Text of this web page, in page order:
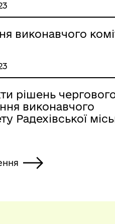
виконавчого
рішень
виконавчого
Радехівської